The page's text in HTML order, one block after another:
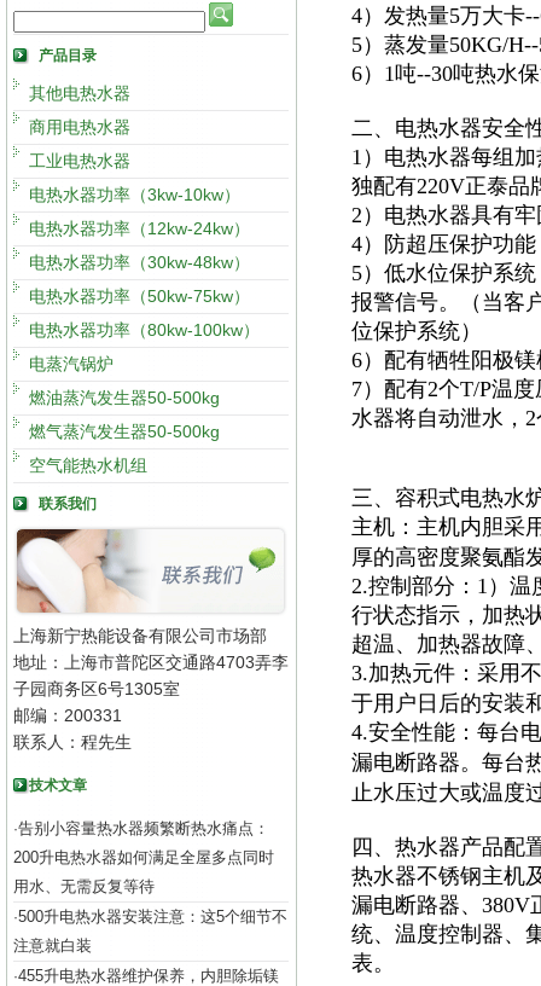
产品目录
其他电热水器
商用电热水器
工业电热水器
电热水器功率（3kw-10kw）
电热水器功率（12kw-24kw）
电热水器功率（30kw-48kw）
电热水器功率（50kw-75kw）
电热水器功率（80kw-100kw）
电蒸汽锅炉
燃油蒸汽发生器50-500kg
燃气蒸汽发生器50-500kg
空气能热水机组
联系我们
上海新宁热能设备有限公司市场部
地址：上海市普陀区交通路4703弄李
子园商务区6号1305室
邮编：200331
联系人：程先生
技术文章
·告别小容量热水器频繁断热水痛点：
200升电热水器如何满足全屋多点同时
用水、无需反复等待
·500升电热水器安装注意：这5个细节不
注意就白装
·455升电热水器维护保养，内胆除垢镁
4）发热量5万大卡
5）蒸发量50KG/
6）1吨--30吨热水
二、电热水器安全
1）电热水器每组
独配有220V正泰品
2）电热水器具有
4）防超压保护功
5）低水位保护系
报警信号。（当客
位保护系统）
6）配有牺牲阳极
7）配有2个T/P温
水器将自动泄水，
三、容积式电热水
主机：主机内胆采
厚的高密度聚氨酯
2.控制部分：1）温
行状态指示，加热
超温、加热器故障
3.加热元件：采用
于用户日后的安装
4.安全性能：每台
漏电断路器。每台
止水压过大或温度
四、热水器产品配
热水器不锈钢主机
漏电断路器、380V
统、温度控制器、
表。